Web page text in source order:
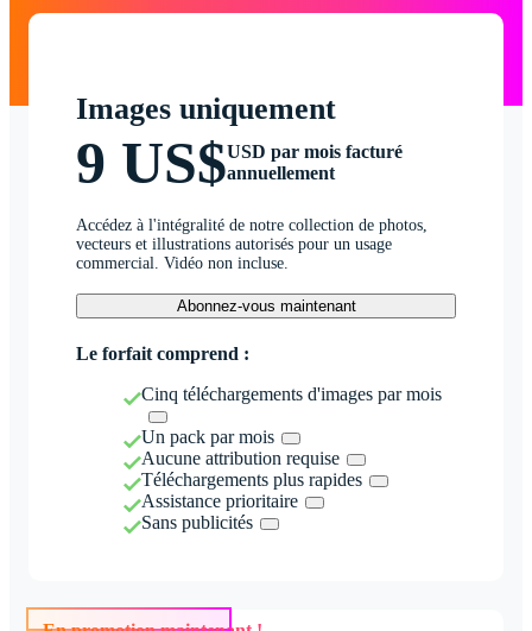
Images uniquement
9 US$USD par mois facturé
annuellement
Accédez à l'intégralité de notre collection de photos,
vecteurs et illustrations autorisés pour un usage
commercial. Vidéo non incluse.
Abonnez-vous maintenant
Le forfait comprend :
Cinq téléchargements d'images par mois
Un pack par mois
Aucune attribution requise
Téléchargements plus rapides
Assistance prioritaire
Sans publicités
En promotion maintenant !